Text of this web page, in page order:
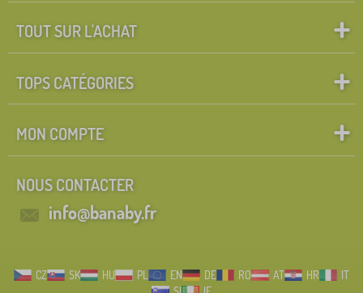
FILTRATION
TOUT SUR L'ACHAT
TOPS CATÉGORIES
MON COMPTE
NOUS CONTACTER
info@banaby.fr
CZ SK HU PL EN DE RO AT HR
IT